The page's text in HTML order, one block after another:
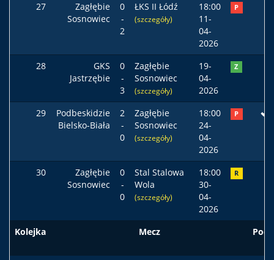
27
Zagłębie
Sosnowiec
0
-
2
ŁKS II Łódź
(szczegóły)
18:00
11-
04-
2026
P
28
GKS
Jastrzębie
0
-
3
Zagłębie
Sosnowiec
(szczegóły)
19-
04-
2026
Z
29
Podbeskidzie
Bielsko-Biała
2
-
0
Zagłębie
Sosnowiec
(szczegóły)
18:00
24-
04-
2026
P
30
Zagłębie
Sosnowiec
0
-
0
Stal Stalowa
Wola
(szczegóły)
18:00
30-
04-
2026
R
Kolejka Mecz